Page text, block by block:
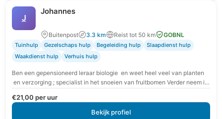
J
Johannes
Buitenpost 3.3 km Reist tot 50 km GOBNL
Tuinhulp Gezelschaps hulp Begeleiding hulp
Slaapdienst hulp
Waakdienst hulp
Verhuis hulp
Ben een gepensioneerd leraar biologie en weet heel veel van planten
en verzorging ; specialist in het snoeien van fruitbomen Verder neem ik
€21,00 per uur
Bekijk profiel